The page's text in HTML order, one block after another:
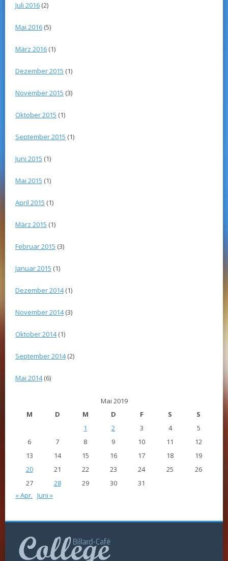
Juli 2016 (2)
Mai 2016 (5)
März 2016 (1)
Dezember 2015 (1)
November 2015 (3)
Oktober 2015 (1)
September 2015 (1)
Juni 2015 (1)
Mai 2015 (1)
April 2015 (1)
März 2015 (1)
Februar 2015 (3)
Januar 2015 (1)
Dezember 2014(1)
November 2014(3)
Oktober 2014(1)
September 2014(2)
Mai 2014(6)
Mai 2019
M
D M D F S
S
1
2 3 4
5
6
7 8 9 10 11
12
13
14 15 16 17 18
19
20
21 22 23 24 25
26
27
28 29 30
31
« Apr. Juni »